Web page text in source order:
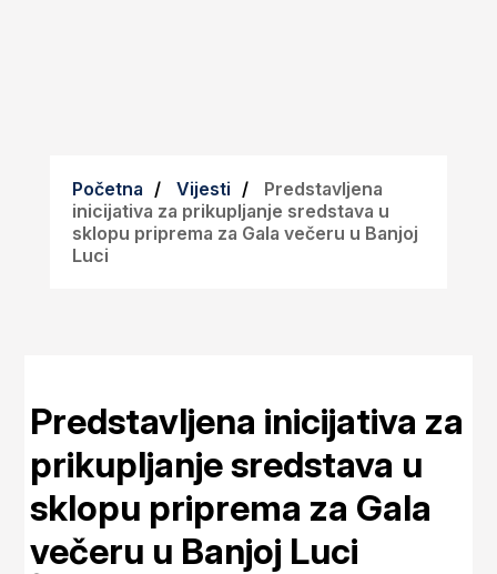
Početna Vijesti
Predstavljena
inicijativa za prikupljanje sredstava u
sklopu priprema za Gala večeru u Banjoj
Luci
Predstavljena inicijativa za
prikupljanje sredstava u
sklopu priprema za Gala
večeru u Banjoj Luci